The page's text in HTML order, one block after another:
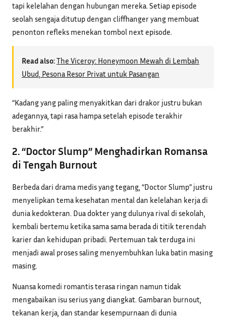
tapi kelelahan dengan hubungan mereka. Setiap episode
seolah sengaja ditutup dengan cliffhanger yang membuat
penonton refleks menekan tombol next episode.
Read also:The Viceroy: Honeymoon Mewah di Lembah
Ubud, Pesona Resor Privat untuk Pasangan
“Kadang yang paling menyakitkan dari drakor justru bukan
adegannya, tapi rasa hampa setelah episode terakhir
berakhir.”
2. “Doctor Slump” Menghadirkan Romansa
di Tengah Burnout
Berbeda dari drama medis yang tegang, “Doctor Slump” justru
menyelipkan tema kesehatan mental dan kelelahan kerja di
dunia kedokteran. Dua dokter yang dulunya rival di sekolah,
kembali bertemu ketika sama sama berada di titik terendah
karier dan kehidupan pribadi. Pertemuan tak terduga ini
menjadi awal proses saling menyembuhkan luka batin masing
masing.
Nuansa komedi romantis terasa ringan namun tidak
mengabaikan isu serius yang diangkat. Gambaran burnout,
tekanan kerja, dan standar kesempurnaan di dunia